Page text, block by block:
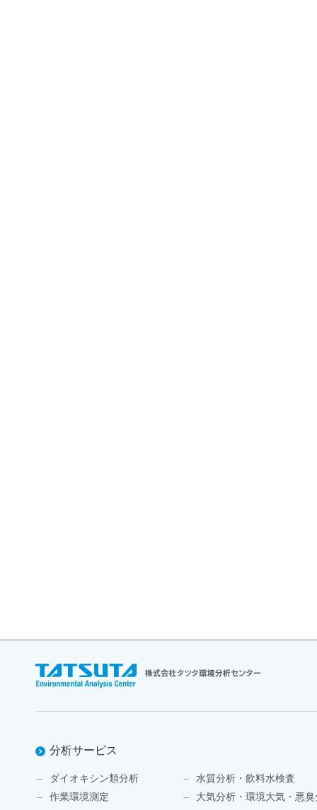
分析サービス
ダイオキシン類分析
作業環境測定
水質分析・飲料水検査
大気分析・環境大気・悪